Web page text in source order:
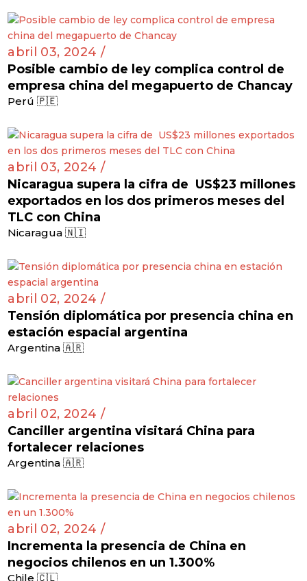
abril 03, 2024 /
Posible cambio de ley complica control de
empresa china del megapuerto de Chancay
Perú 🇵🇪
abril 03, 2024 /
Nicaragua supera la cifra de US$23 millones
exportados en los dos primeros meses del
TLC con China
Nicaragua 🇳🇮
abril 02, 2024 /
Tensión diplomática por presencia china en
estación espacial argentina
Argentina 🇦🇷
abril 02, 2024 /
Canciller argentina visitará China para
fortalecer relaciones
Argentina 🇦🇷
abril 02, 2024 /
Incrementa la presencia de China en
negocios chilenos en un 1.300%
Chile 🇨🇱